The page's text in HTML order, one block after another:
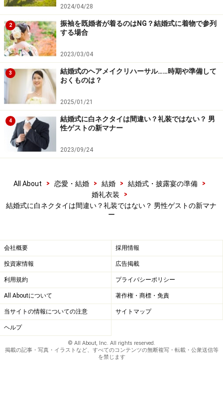
ネクタイは色だけでなく、その結び方も大切。上半身の
バランスを決める大事な要素になります。
まず、ラペル（下襟）の幅とネクタイの一番広いところ
の幅が同じぐらいにしましょう。またネクタイの結び目
（ノット）はラペルの幅に比例させること。ラペルの幅
が広ければ、ネクタイの結び目も大きめに、細いラペル
であれば結び目も小さめにするとバランスが良くなりま
す。
【メンズファッションの関連記事】
人には聞けないネクタイの結び方！11パターンを写真で
結婚式のネクタイ、シャツ、スーツ……男性
ゲストにおすすめコーデ
結婚式なら小物も華やかに装いましょう。(ザ・スーツカン
パニー) 通年/FORMAL/CERIMONIA/ /リバーシブルジレ付
き・スリーピーススーツ/ OZ-01 ブラック／Amazon
そもそもブラックスーツは日本だけの礼服。普通にブラ
ックスーツやダークスーツを着こなしてしまうと、”仕事
2024/04/28
2
振袖を既婚者が着るのはNG？結婚式に着物で参列
する場合
2023/03/04
3
結婚式のヘアメイクリハーサル……時期や準備して
おくものは？
2025/01/21
4
結婚式に白ネクタイは間違い？礼装ではない？ 男
性ゲストの新マナー
2023/09/24
All About > 恋愛・結婚 > 結婚 > 結婚式・披露宴の準備
>
婚礼衣装
>
結婚式に白ネクタイは間違い？礼装ではない？ 男性ゲストの新マナ
ー
会社概要 採用情報
投資家情報 広告掲載
利用規約 プライバシーポリシー
All Aboutについて 著作権・商標・免責
当サイトの情報についての注意 サイトマップ
ヘルプ
© All About, Inc. All rights reserved.
掲載の記事・写真・イラストなど、すべてのコンテンツの無断複写・転載・公衆送信等
を禁じます